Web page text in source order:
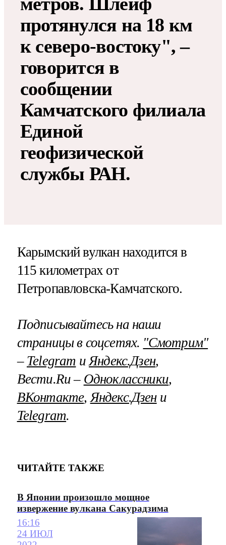
протянулся на 18 км
к северо-востоку", –
говорится в
сообщении
Камчатского филиала
Единой
геофизической
службы РАН.
Карымский вулкан находится в
115 километрах от
Петропавловска-Камчатского.
Подписывайтесь на наши
страницы в соцсетях. "Смотрим"
– Telegram и Яндекс.Дзен,
Вести.Ru – Одноклассники,
ВКонтакте, Яндекс.Дзени
Telegram.
ЧИТАЙТЕ ТАКЖЕ
В Японии произошло мощное
извержение вулкана Сакурадзима
16:16
24 ИЮЛ